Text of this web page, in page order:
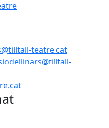
teatre.cat